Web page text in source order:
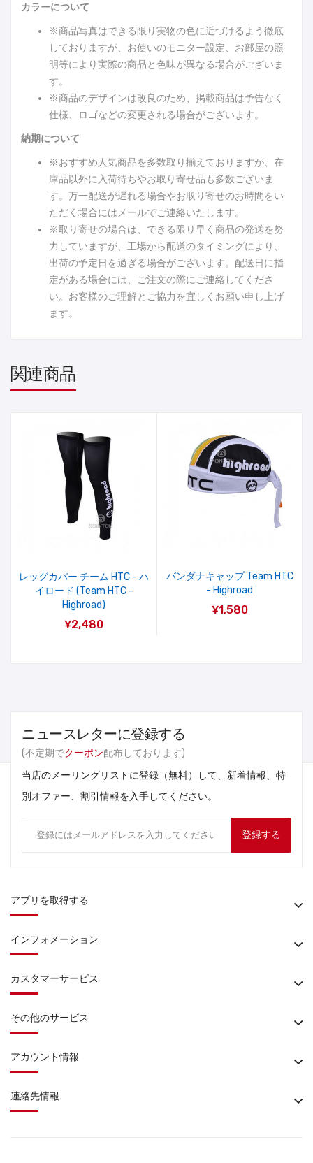
カラーについて
※商品写真はできる限り実物の色に近づけるよう徹底
しておりますが、お使いのモニター設定、お部屋の照
明等により実際の商品と色味が異なる場合がございま
す。
※商品のデザインは改良のため、掲載商品は予告なく
仕様、ロゴなどの変更される場合がございます。
納期について
※おすすめ人気商品を多数取り揃えておりますが、在
庫品以外に入荷待ちやお取り寄せ品も多数ございま
す。万一配送が遅れる場合やお取り寄せのお時間をい
ただく場合にはメールでご連絡いたします。
※取り寄せの場合は、できる限り早く商品の発送を努
力していますが、工場から配送のタイミングにより、
出荷の予定日を過ぎる場合がございます。配送日に指
定がある場合には、ご注文の際にご連絡してくださ
い。お客様のご理解とご協力を宜しくお願い申し上げ
ます。
関連商品
レッグカバー チーム HTC - ハ
イロード (Team HTC -
Highroad)
¥2,480
バンダナキャップ Team HTC
- Highroad
¥1,580
ニュースレターに登録する
(不定期でクーポン配布しております)
当店のメーリングリストに登録（無料）して、新着情報、特
別オファー、割引情報を入手してください。
登録する
アプリを取得する
インフォメーション
カスタマーサービス
その他のサービス
アカウント情報
連絡先情報